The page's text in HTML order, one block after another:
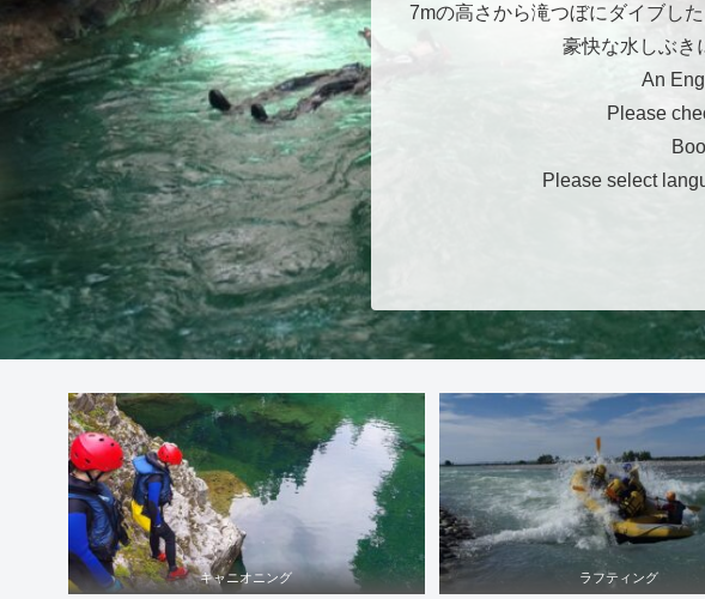
7mの高さから滝つぼにダイブし
豪快な水しぶき
An
Please
Please select
キャニオニング ラフティング